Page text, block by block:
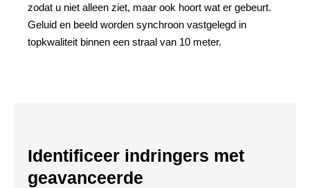
zodat u niet alleen ziet, maar ook hoort wat er gebeurt.
Geluid en beeld worden synchroon vastgelegd in
topkwaliteit binnen een straal van 10 meter.
Identificeer indringers met
geavanceerde